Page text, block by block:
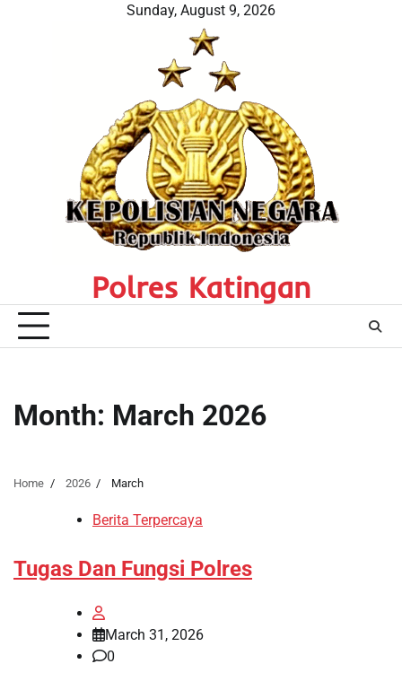
Sunday, August 9, 2026
Polres Katingan
Month: March 2026
Home 2026 March
Berita Terpercaya
Tugas Dan Fungsi Polres
March 31, 2026
0